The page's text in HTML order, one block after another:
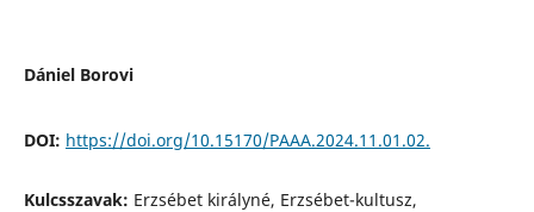
Dániel Borovi
DOI: https://doi.org/10.15170/PAAA.2024.11.01.02.
Kulcsszavak: Erzsébet királyné, Erzsébet-kultusz,